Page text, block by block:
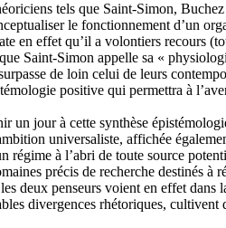
tels que Saint-Simon,
le fonctionnement d’un
en effet qu’il a volontiers recours
Saint-Simon appelle sa «
de loin celui de leurs
positive qui permettra à
un jour à cette synthèse
universaliste, affichée
régime à l’abri de toute source
précis de recherche destinés
deux penseurs voient en effet
divergences rhétoriques,